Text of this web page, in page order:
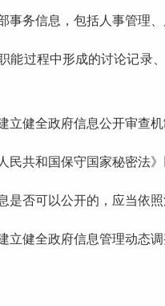
事务信息，包括人事管理
过程中形成的讨论记录、
立健全政府信息公开审查
共和国保守国家秘密法》
否可以公开的，应当依照
立健全政府信息管理动态